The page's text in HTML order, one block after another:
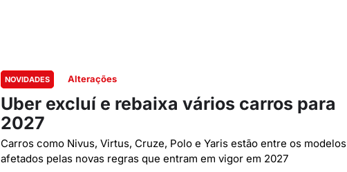
NOVIDADES Alterações
Uber excluí e rebaixa vários carros para
2027
Carros como Nivus, Virtus, Cruze, Polo e Yaris estão entre os modelos
afetados pelas novas regras que entram em vigor em 2027